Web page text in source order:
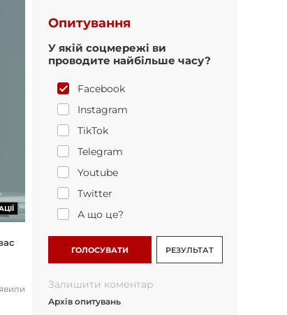
Опитування
У якій соцмережі ви
проводите найбільше часу?
Facebook
Instagram
TikTok
Telegram
Youtube
Twitter
А що це?
ГОЛОСУВАТИ РЕЗУЛЬТАТ
Залишити коментар
Архів опитувань